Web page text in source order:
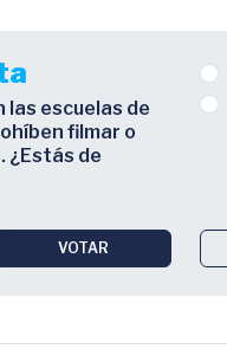
las escuelas de
filmar o
¿Estás de
VOTAR